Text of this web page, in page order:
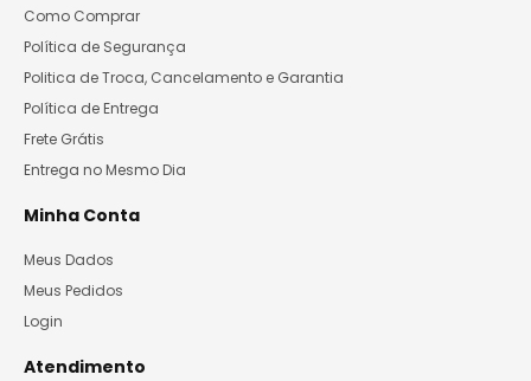
Como Comprar
Política de Segurança
Politica de Troca, Cancelamento e Garantia
Política de Entrega
Frete Grátis
Entrega no Mesmo Dia
Minha Conta
Meus Dados
Meus Pedidos
Login
Atendimento